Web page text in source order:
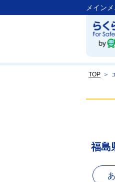
メイン
TOP ＞
福島